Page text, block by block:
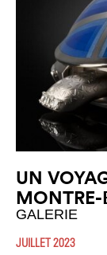
UN
MONTRE-
GALERIE
JUILLET 2023